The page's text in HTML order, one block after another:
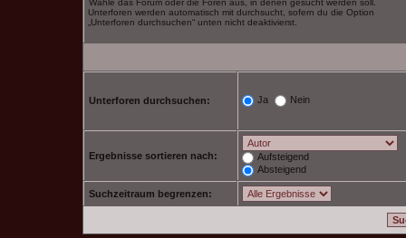
Wähle das Forum oder die Foren aus, in denen gesucht werden soll.
Unterforen werden automatisch mit durchsucht, sofern du die Option
„Unterforen durchsuchen“ unten nicht deaktivierst.
Unterforen durchsuchen: Ja Nein
Ergebnisse sortieren nach:
Aufsteigend
Absteigend
Suchzeitraum begrenzen: